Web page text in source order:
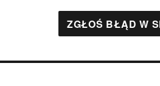
ZGŁOŚ BŁĄD W